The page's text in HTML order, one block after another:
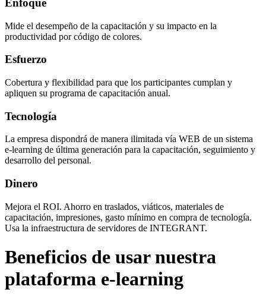
Enfoque
Mide el desempeño de la capacitación y su impacto en la
productividad por código de colores.
Esfuerzo
Cobertura y flexibilidad para que los participantes cumplan y
apliquen su programa de capacitación anual.
Tecnología
La empresa dispondrá de manera ilimitada vía WEB de un sistema
e-learning de última generación para la capacitación, seguimiento y
desarrollo del personal.
Dinero
Mejora el ROI. Ahorro en traslados, viáticos, materiales de
capacitación, impresiones, gasto mínimo en compra de tecnología.
Usa la infraestructura de servidores de INTEGRANT.
Beneficios de usar nuestra
plataforma e-learning